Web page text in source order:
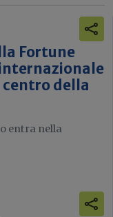
Fortune
della
entra nella